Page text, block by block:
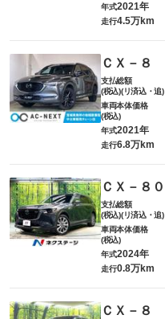
年式2021年
走行4.5万km
ＣＸ－８
支払総額
(税込)(リ済込・追)
車両本体価格
(税込)
年式2021年
走行6.8万km
ＣＸ－８０
支払総額
(税込)(リ済込・追)
車両本体価格
(税込)
年式2024年
走行0.8万km
ＣＸ－８